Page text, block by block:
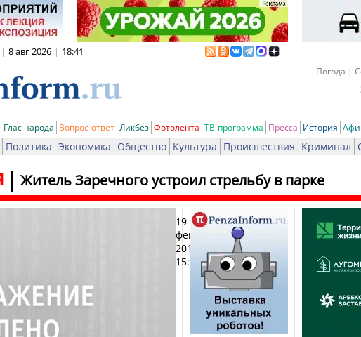
| 8 авг 2026 | 18:41
Погода |
Глас народа Вопрос-ответ Ликбез Фотолента ТВ-программа Пресса История
Политика Экономика Общество Культура Происшествия Криминал
Житель Заречного устроил стрельбу в парке
19
февраля
2014,
15:01
Печать